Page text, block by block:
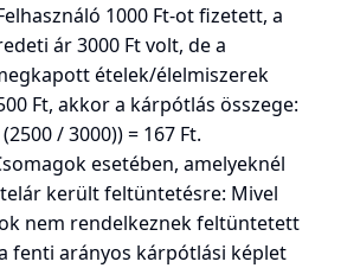
1000 Ft-ot fizetett, a
ár 3000 Ft volt, de a
ételek/élelmiszerek
Ft, akkor a kárpótlás összege:
/ 3000)) = 167 Ft.
esetében, amelyeknél
került feltüntetésre: Mivel
nem rendelkeznek feltüntetett
fenti arányos kárpótlási képlet